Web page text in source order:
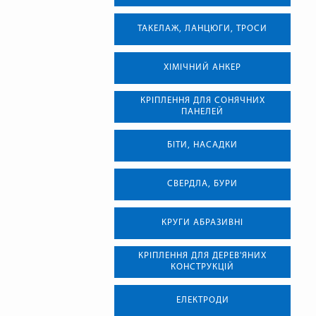
ТАКЕЛАЖ, ЛАНЦЮГИ, ТРОСИ
ХІМІЧНИЙ АНКЕР
КРІПЛЕННЯ ДЛЯ СОНЯЧНИХ
ПАНЕЛЕЙ
БІТИ, НАСАДКИ
СВЕРДЛА, БУРИ
КРУГИ АБРАЗИВНІ
КРІПЛЕННЯ ДЛЯ ДЕРЕВ'ЯНИХ
КОНСТРУКЦІЙ
ЕЛЕКТРОДИ